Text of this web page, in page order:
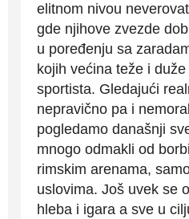
elitnom nivou
gde njihove zvezde
u poređenju sa
kojih većina teže i
sportista. Gledajući
nepravično pa i
pogledamo današnji
mnogo odmakli od
rimskim arenama,
uslovima. Još uvek se
hleba i igara a sve u